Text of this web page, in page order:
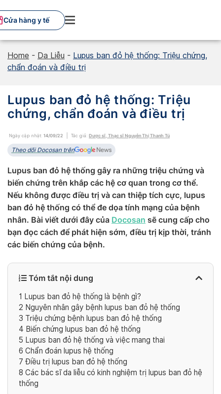
to
content
Cửa hàng y tế
Home - Da Liễu - Lupus ban đỏ hệ thống: Triệu chứng,
chẩn đoán và điều trị
Lupus ban đỏ hệ thống: Triệu
chứng, chẩn đoán và điều trị
Ngày cập nhật: 14/09/22 Tác giả: Dược sĩ, Thạc sĩ Nguyễn Thị Thanh Tú
Theo dõi Docosan trên
Lupus ban đỏ hệ thống gây ra những triệu chứng và
biến chứng trên khắp các hệ cơ quan trong cơ thể.
Nếu không được điều trị và can thiệp tích cực, lupus
ban đỏ hệ thống có thể đe dọa tính mạng của bệnh
nhân. Bài viết dưới đây của Docosan sẽ cung cấp cho
bạn đọc cách để phát hiện sớm, điều trị kịp thời, tránh
các biến chứng của bệnh.
Tóm tắt nội dung
1 Lupus ban đỏ hệ thống là bệnh gì?
2 Nguyên nhân gây bệnh lupus ban đỏ hệ thống
3 Triệu chứng bệnh lupus ban đỏ hệ thống
4 Biến chứng lupus ban đỏ hệ thống
5 Lupus ban đỏ hệ thống và việc mang thai
6 Chẩn đoán lupus hệ thống
7 Điều trị lupus ban đỏ hệ thống
8 Các bác sĩ da liễu có kinh nghiệm trị lupus ban đỏ hệ
thống